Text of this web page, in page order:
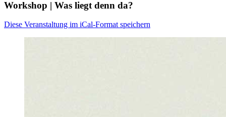
Workshop | Was liegt denn da?
Diese Veranstaltung im iCal-Format speichern